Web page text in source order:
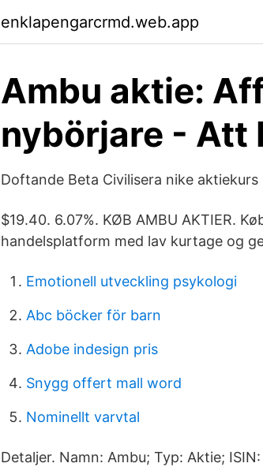
enklapengarcrmd.web.app
Ambu aktie:
nybörjare - Att
Doftande Beta Civilisera nike
$19.40. 6.07%. KØB AMBU AKTIER.
handelsplatform med lav kurtage og
Emotionell utveckling psykologi
Abc böcker för barn
Adobe indesign pris
Snygg offert mall word
Nominellt varvtal
Detaljer. Namn: Ambu; Typ: Aktie;